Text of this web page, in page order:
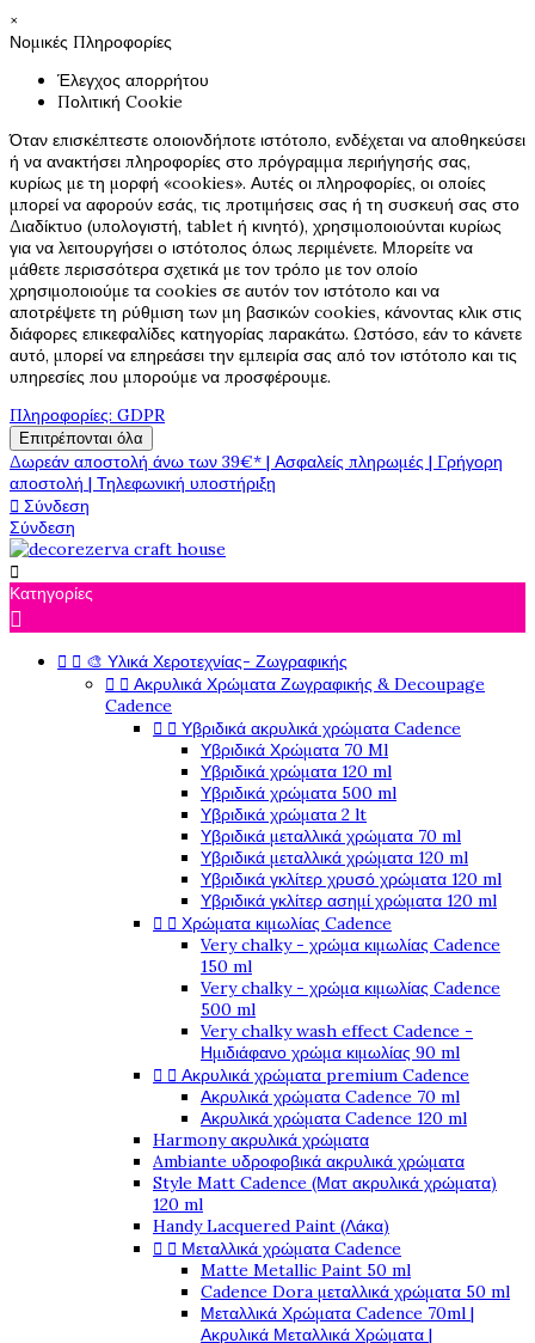
×
Νομικές Πληροφορίες
Έλεγχος απορρήτου
Πολιτική Cookie
Όταν επισκέπτεστε οποιονδήποτε ιστότοπο, ενδέχεται να αποθηκεύσει
ή να ανακτήσει πληροφορίες στο πρόγραμμα περιήγησής σας,
κυρίως με τη μορφή «cookies». Αυτές οι πληροφορίες, οι οποίες
μπορεί να αφορούν εσάς, τις προτιμήσεις σας ή τη συσκευή σας στο
Διαδίκτυο (υπολογιστή, tablet ή κινητό), χρησιμοποιούνται κυρίως
για να λειτουργήσει ο ιστότοπος όπως περιμένετε. Μπορείτε να
μάθετε περισσότερα σχετικά με τον τρόπο με τον οποίο
χρησιμοποιούμε τα cookies σε αυτόν τον ιστότοπο και να
αποτρέψετε τη ρύθμιση των μη βασικών cookies, κάνοντας κλικ στις
διάφορες επικεφαλίδες κατηγορίας παρακάτω. Ωστόσο, εάν το κάνετε
αυτό, μπορεί να επηρεάσει την εμπειρία σας από τον ιστότοπο και τις
υπηρεσίες που μπορούμε να προσφέρουμε.
Πληροφορίες: GDPR
Επιτρέπονται όλα
Δωρεάν αποστολή άνω των 39€* | Ασφαλείς πληρωμές | Γρήγορη
αποστολή | Τηλεφωνική υποστήριξη
 Σύνδεση
Σύνδεση

Κατηγορίες

  🎨 Υλικά Χεροτεχνίας- Ζωγραφικής
  Ακρυλικά Χρώματα Ζωγραφικής & Decoupage
Cadence
  Υβριδικά ακρυλικά χρώματα Cadence
Υβριδικά Χρώματα 70 Ml
Υβριδικά χρώματα 120 ml
Υβριδικά χρώματα 500 ml
Υβριδικά χρώματα 2 lt
Υβριδικά μεταλλικά χρώματα 70 ml
Υβριδικά μεταλλικά χρώματα 120 ml
Υβριδικά γκλίτερ χρυσό χρώματα 120 ml
Υβριδικά γκλίτερ ασημί χρώματα 120 ml
  Χρώματα κιμωλίας Cadence
Very chalky - χρώμα κιμωλίας Cadence
150 ml
Very chalky - χρώμα κιμωλίας Cadence
500 ml
Very chalky wash effect Cadence -
Ημιδιάφανο χρώμα κιμωλίας 90 ml
  Ακρυλικά χρώματα premium Cadence
Ακρυλικά χρώματα Cadence 70 ml
Ακρυλικά χρώματα Cadence 120 ml
Harmony ακρυλικά χρώματα
Ambiante υδροφοβικά ακρυλικά χρώματα
Style Matt Cadence (Ματ ακρυλικά χρώματα)
120 ml
Handy Lacquered Paint (Λάκα)
  Μεταλλικά χρώματα Cadence
Matte Metallic Paint 50 ml
Cadence Dora μεταλλικά χρώματα 50 ml
Μεταλλικά Χρώματα Cadence 70ml |
Ακρυλικά Μεταλλικά Χρώματα |